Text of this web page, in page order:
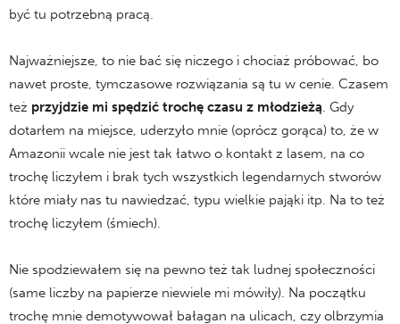
być tu potrzebną pracą.
Najważniejsze, to nie bać się niczego i chociaż próbować, bo
nawet proste, tymczasowe rozwiązania są tu w cenie. Czasem
też przyjdzie mi spędzić trochę czasu z młodzieżą. Gdy
dotarłem na miejsce, uderzyło mnie (oprócz gorąca) to, że w
Amazonii wcale nie jest tak łatwo o kontakt z lasem, na co
trochę liczyłem i brak tych wszystkich legendarnych stworów
które miały nas tu nawiedzać, typu wielkie pająki itp. Na to też
trochę liczyłem (śmiech).
Nie spodziewałem się na pewno też tak ludnej społeczności
(same liczby na papierze niewiele mi mówiły). Na początku
trochę mnie demotywował bałagan na ulicach, czy olbrzymia